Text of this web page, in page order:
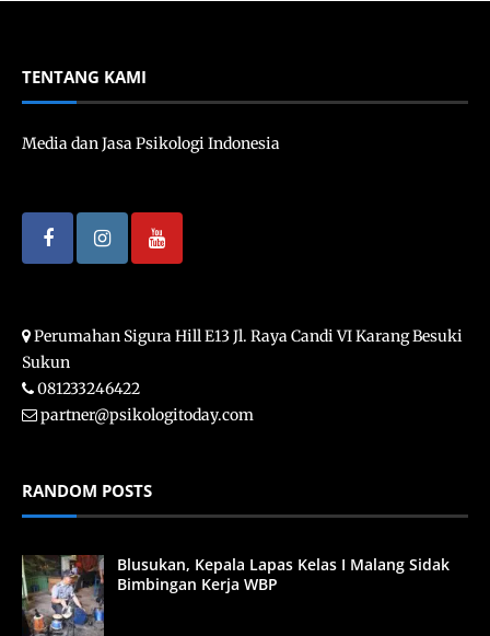
TENTANG KAMI
Media dan Jasa Psikologi Indonesia
Perumahan Sigura Hill E13 Jl. Raya Candi VI Karang Besuki
Sukun
081233246422
partner@psikologitoday.com
RANDOM POSTS
Blusukan, Kepala Lapas Kelas I Malang Sidak
Bimbingan Kerja WBP